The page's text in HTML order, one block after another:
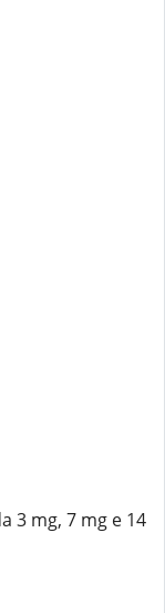
3 mg, 7 mg e 14